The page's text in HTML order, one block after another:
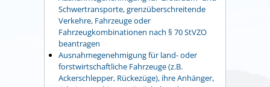
Schwertransporte, grenzüberschreitende
Verkehre, Fahrzeuge oder
Fahrzeugkombinationen nach § 70 StVZO
beantragen
Ausnahmegenehmigung für land- oder
forstwirtschaftliche Fahrzeuge (z.B.
Ackerschlepper, Rückezüge), ihre Anhänger,